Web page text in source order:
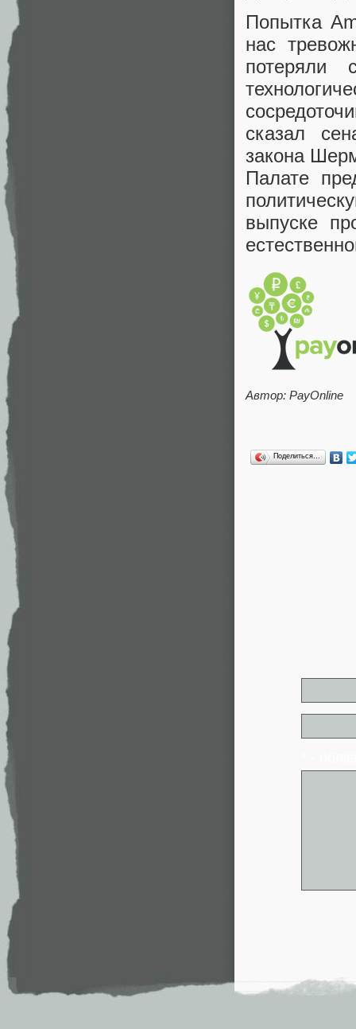
Попытка
нас
потеряли
сказал
закона
Палате
выпуске
Автор: PayOnline
Поделиться…